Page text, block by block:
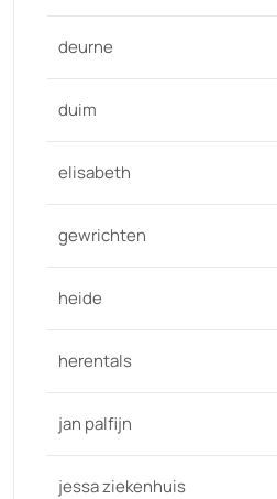
deurne
duim
elisabeth
gewrichten
heide
herentals
jan palfijn
jessa ziekenhuis